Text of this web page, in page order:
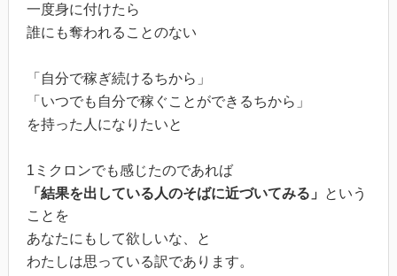
一度身に付けたら
誰にも奪われることのない
「自分で稼ぎ続けるちから」
「いつでも自分で稼ぐことができるちから」
を持った人になりたいと
1ミクロンでも感じたのであれば
「結果を出している人のそばに近づいてみる」
という
ことを
あなたにもして欲しいな、と
わたしは思っている訳であります。